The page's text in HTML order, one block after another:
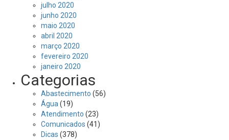
julho 2020
junho 2020
maio 2020
abril 2020
março 2020
fevereiro 2020
janeiro 2020
Categorias
Abastecimento (56)
Água (19)
Atendimento (23)
Comunicados (41)
Dicas (378)